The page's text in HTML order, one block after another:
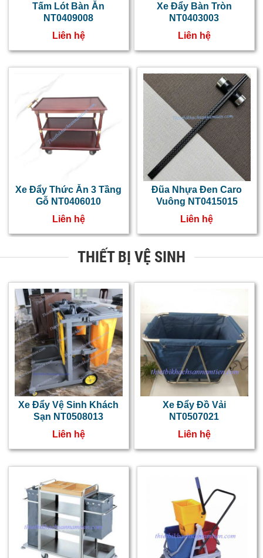
Tấm Lót Bàn Ăn
NT0409008
Liên hệ
Xe Đẩy Bàn Tròn
NT0403003
Liên hệ
Xe Đẩy Thức Ăn 3 Tầng
Gỗ NT0406010
Liên hệ
Đũa Nhựa Đen Caro
Vuông NT0415015
Liên hệ
THIẾT BỊ VỆ SINH
Xe Đẩy Vệ Sinh Khách
Sạn NT0508013
Liên hệ
Xe Đẩy Đồ Vải
NT0507021
Liên hệ